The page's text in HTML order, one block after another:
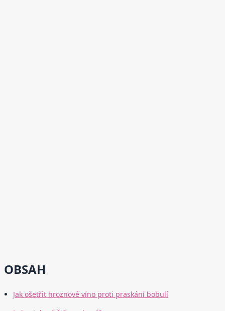
OBSAH
Jak ošetřit hroznové víno proti praskání bobulí